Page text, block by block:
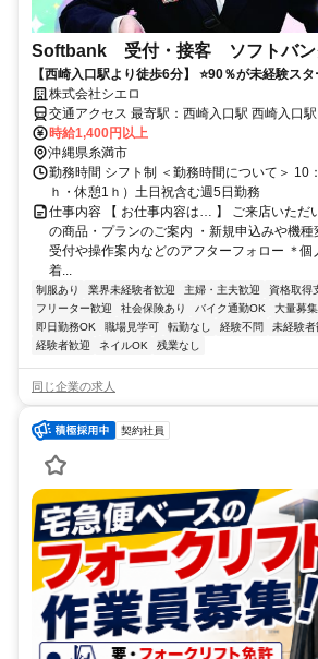
Softbank 受付・接客 ソフトバン
【西崎入口駅より徒歩6分】 ⭐️90％が未経験ス
きたい」などあなたの希望が叶う○
株式会社シエロ
交通アクセス 最寄駅：西崎入口駅 西崎入口駅より徒歩6分 ★車・バ
イク通勤OK
時給1,400円以上
沖縄県糸満市
勤務時間 シフト制 ＜勤務時間について＞ 10
ｈ・休憩1ｈ）土日祝含む週5日勤務
仕事内容 【 お仕事内容は… 】 ご来店いただ
の商品・プランのご案内 ・新規申込みや機
受付や操作案内などのアフターフォロー ＊
着...
制服あり 業界未経験者歓迎 主婦・主夫歓迎 資格取得
フリーター歓迎
社会保険あり バイク通勤OK 大量募集
即日勤務OK
職場見学可 転勤なし 経験不問 未経験者
経験者歓迎
ネイルOK 残業なし
同じ企業の求人
契約社員